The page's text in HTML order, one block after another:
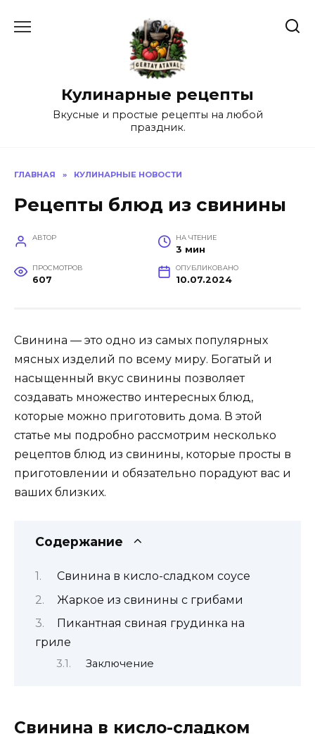
Кулинарные рецепты
Вкусные и простые рецепты на любой
праздник.
ГЛАВНАЯ » КУЛИНАРНЫЕ НОВОСТИ
Рецепты блюд из свинины
АВТОР НА ЧТЕНИЕ
3 мин
ПРОСМОТРОВ
607
ОПУБЛИКОВАНО
10.07.2024
Свинина — это одно из самых популярных
мясных изделий по всему миру. Богатый и
насыщенный вкус свинины позволяет
создавать множество интересных блюд,
которые можно приготовить дома. В этой
статье мы подробно рассмотрим несколько
рецептов блюд из свинины, которые просты в
приготовлении и обязательно порадуют вас и
ваших близких.
Содержание
Свинина в кисло-сладком соусе
Жаркое из свинины с грибами
Пикантная свиная грудинка на
гриле
Заключение
Свинина в кисло-сладком